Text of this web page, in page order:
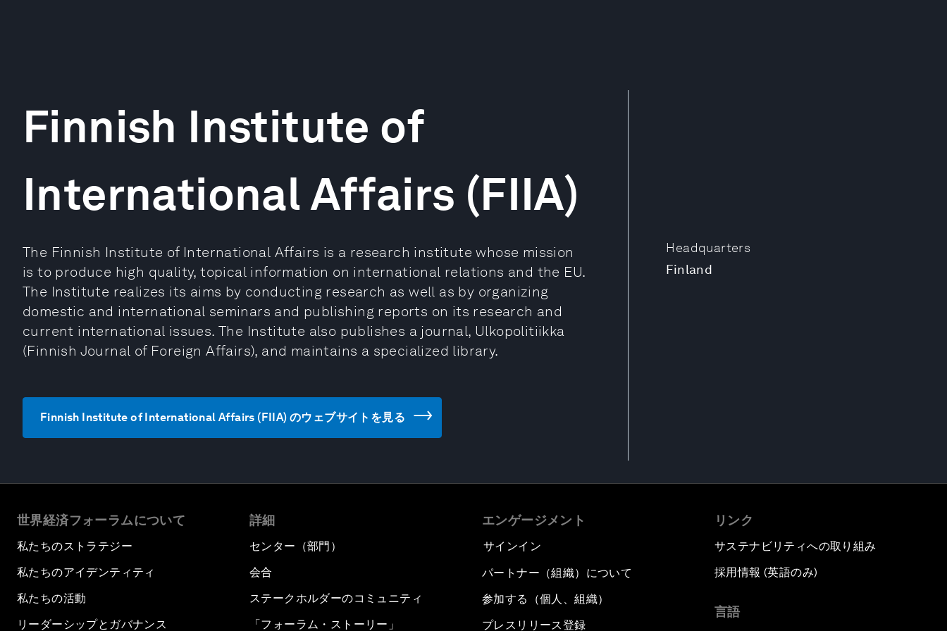
Headquarters
Finland
Finnish Institute of
International Affairs (FIIA)
The Finnish Institute of International Affairs is a research institute whose mission
is to produce high quality, topical information on international relations and the EU.
The Institute realizes its aims by conducting research as well as by organizing
domestic and international seminars and publishing reports on its research and
current international issues. The Institute also publishes a journal, Ulkopolitiikka
(Finnish Journal of Foreign Affairs), and maintains a specialized library.
Finnish Institute of International Affairs (FIIA) のウェブサイトを見る
世界経済フォーラムについて
私たちのストラテジー
私たちのアイデンティティ
私たちの活動
リーダーシップとガバナンス
詳細
センター（部門）
会合
ステークホルダーのコミュニティ
「フォーラム・ストーリー」
エンゲージメント
サインイン
パートナー（組織）について
参加する（個人、組織）
プレスリリース登録
リンク
サステナビリティへの取り組み
採用情報 (英語のみ)
言語